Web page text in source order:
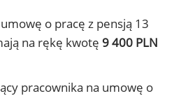
o pracę z pensją 13
na rękę kwotę 9 400 PLN
pracownika na umowę o